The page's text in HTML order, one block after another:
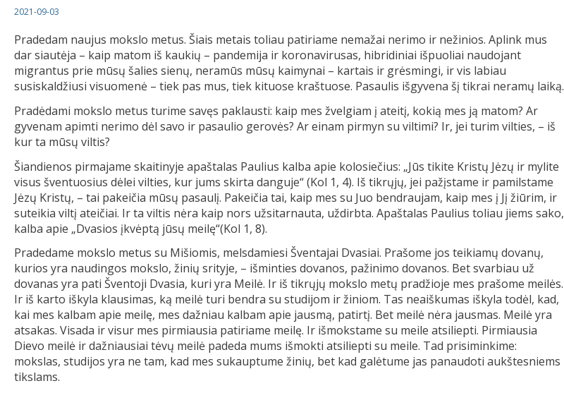
2021-09-03
Pradedam naujus mokslo metus. Šiais metais toliau patiriame nemažai nerimo ir nežinios. Aplink mus
dar siautėja – kaip matom iš kaukių – pandemija ir koronavirusas, hibridiniai išpuoliai naudojant
migrantus prie mūsų šalies sienų, neramūs mūsų kaimynai – kartais ir grėsmingi, ir vis labiau
susiskaldžiusi visuomenė – tiek pas mus, tiek kituose kraštuose. Pasaulis išgyvena šį tikrai neramų laiką.
Pradėdami mokslo metus turime savęs paklausti: kaip mes žvelgiam į ateitį, kokią mes ją matom? Ar
gyvenam apimti nerimo dėl savo ir pasaulio gerovės? Ar einam pirmyn su viltimi? Ir, jei turim vilties, – iš
kur ta mūsų viltis?
Šiandienos pirmajame skaitinyje apaštalas Paulius kalba apie kolosiečius: „Jūs tikite Kristų Jėzų ir mylite
visus šventuosius dėlei vilties, kur jums skirta danguje“ (Kol 1, 4). Iš tikrųjų, jei pažįstame ir pamilstame
Jėzų Kristų, – tai pakeičia mūsų pasaulį. Pakeičia tai, kaip mes su Juo bendraujam, kaip mes į Jį žiūrim, ir
suteikia viltį ateičiai. Ir ta viltis nėra kaip nors užsitarnauta, uždirbta. Apaštalas Paulius toliau jiems sako,
kalba apie „Dvasios įkvėptą jūsų meilę“(Kol 1, 8).
Pradedame mokslo metus su Mišiomis, melsdamiesi Šventajai Dvasiai. Prašome jos teikiamų dovanų,
kurios yra naudingos mokslo, žinių srityje, – išminties dovanos, pažinimo dovanos. Bet svarbiau už
dovanas yra pati Šventoji Dvasia, kuri yra Meilė. Ir iš tikrųjų mokslo metų pradžioje mes prašome meilės.
Ir iš karto iškyla klausimas, ką meilė turi bendra su studijom ir žiniom. Tas neaiškumas iškyla todėl, kad,
kai mes kalbam apie meilę, mes dažniau kalbam apie jausmą, patirtį. Bet meilė nėra jausmas. Meilė yra
atsakas. Visada ir visur mes pirmiausia patiriame meilę. Ir išmokstame su meile atsiliepti. Pirmiausia
Dievo meilė ir dažniausiai tėvų meilė padeda mums išmokti atsiliepti su meile. Tad prisiminkime:
mokslas, studijos yra ne tam, kad mes sukauptume žinių, bet kad galėtume jas panaudoti aukštesniems
tikslams.